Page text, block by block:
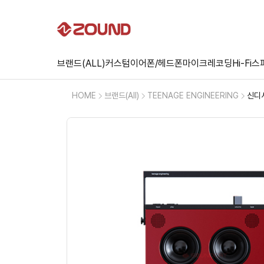
브랜드(ALL)커스텀이어폰/헤드폰마이크레코딩Hi-Fi스
HOME 브랜드(All) TEENAGE ENGINEERING 신디